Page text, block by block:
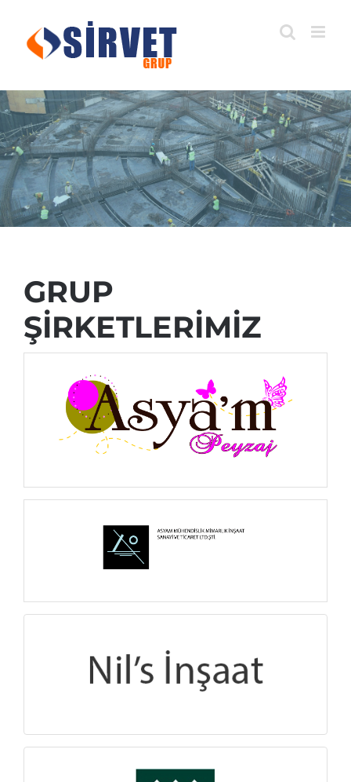
content
GRUP
ŞİRKETLERİMİZ
İNCELE
İNCELE